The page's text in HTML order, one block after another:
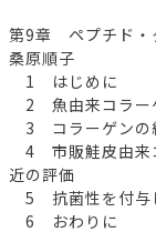
第9章 ペプチド・
桑原順子
1 はじめに
2 魚由来コラー
3 コラーゲンの
4 市販鮭皮由来
近の評価
5 抗菌性を付与
6 おわりに